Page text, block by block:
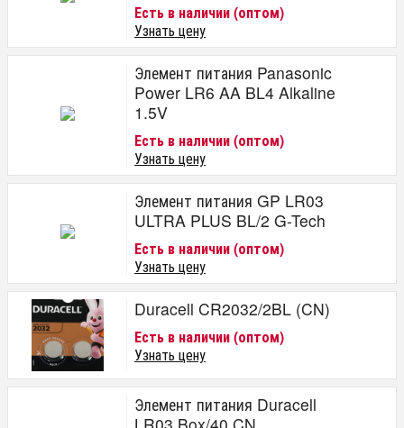
Есть в наличии (оптом)
Узнать цену
Элемент питания Panasonic
Power LR6 AA BL4 Alkaline
1.5V
Есть в наличии (оптом)
Узнать цену
Элемент питания GP LR03
ULTRA PLUS BL/2 G-Tech
Есть в наличии (оптом)
Узнать цену
Duracell CR2032/2BL (CN)
Есть в наличии (оптом)
Узнать цену
Элемент питания Duracell